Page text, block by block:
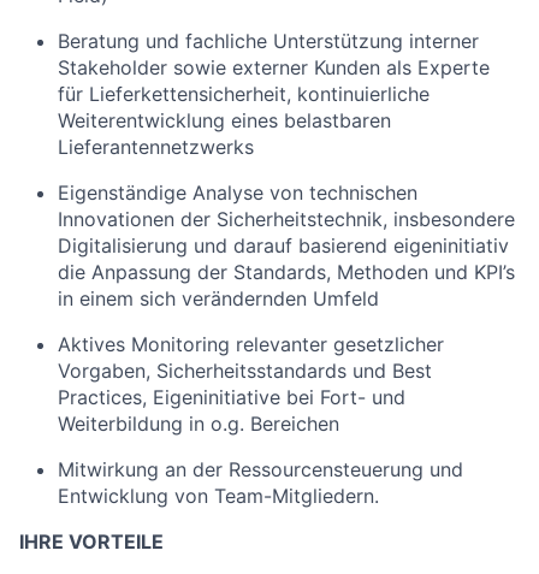
Beratung und fachliche Unterstützung interner
Stakeholder sowie externer Kunden als Experte
für Lieferkettensicherheit, kontinuierliche
Weiterentwicklung eines belastbaren
Lieferantennetzwerks
Eigenständige Analyse von technischen
Innovationen der Sicherheitstechnik, insbesondere
Digitalisierung und darauf basierend eigeninitiativ
die Anpassung der Standards, Methoden und KPI’s
in einem sich verändernden Umfeld
Aktives Monitoring relevanter gesetzlicher
Vorgaben, Sicherheitsstandards und Best
Practices, Eigeninitiative bei Fort- und
Weiterbildung in o.g. Bereichen
Mitwirkung an der Ressourcensteuerung und
Entwicklung von Team-Mitgliedern.
IHRE VORTEILE